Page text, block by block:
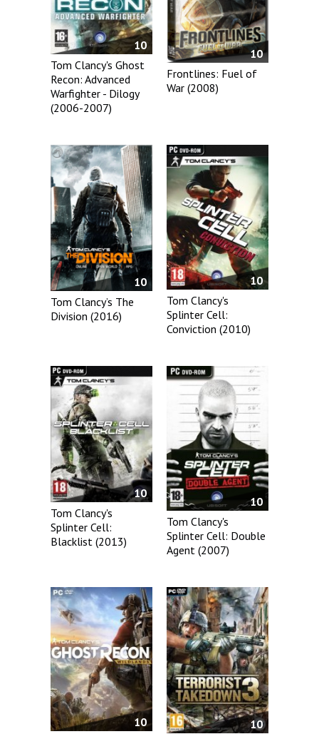
10
Tom Clancy's Ghost
Recon: Advanced
Warfighter - Dilogy
(2006-2007)
10
Frontlines: Fuel of
War (2008)
10
Tom Clancy’s The
Division (2016)
10
Tom Clancy's
Splinter Cell:
Conviction (2010)
10
Tom Clancy's
Splinter Cell:
Blacklist (2013)
10
Tom Clancy's
Splinter Cell: Double
Agent (2007)
10
10